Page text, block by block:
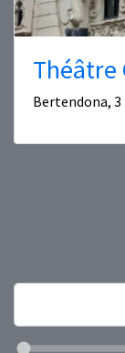
Théâtre
Bertendona,